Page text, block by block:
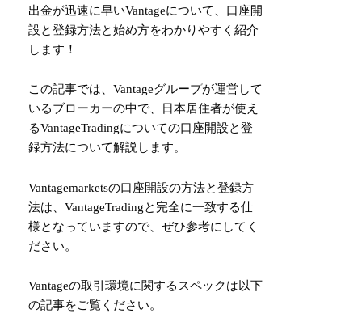
出金が迅速に早いVantageについて、口座開
設と登録方法と始め方をわかりやすく紹介
します！
この記事では、Vantageグループが運営して
いるブローカーの中で、日本居住者が使え
るVantageTradingについての口座開設と登
録方法について解説します。
Vantagemarketsの口座開設の方法と登録方
法は、VantageTradingと完全に一致する仕
様となっていますので、ぜひ参考にしてく
ださい。
Vantageの取引環境に関するスペックは以下
の記事をご覧ください。